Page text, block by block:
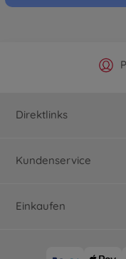
Direktlinks
Kundenservice
Einkaufen